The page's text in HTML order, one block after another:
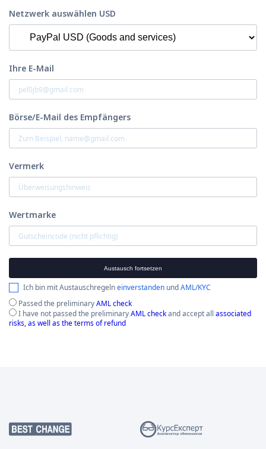
Netzwerk auswählen USD
Ihre E-Mail
Börse/E-Mail des Empfängers
Vermerk
Wertmarke
Austausch fortsetzen
Ich bin mit Austauschregelneinverstanden undAML/KYC
Passed the preliminaryAML check
I have not passed the preliminaryAML checkand accept all associated
risks, as well as the terms of refund